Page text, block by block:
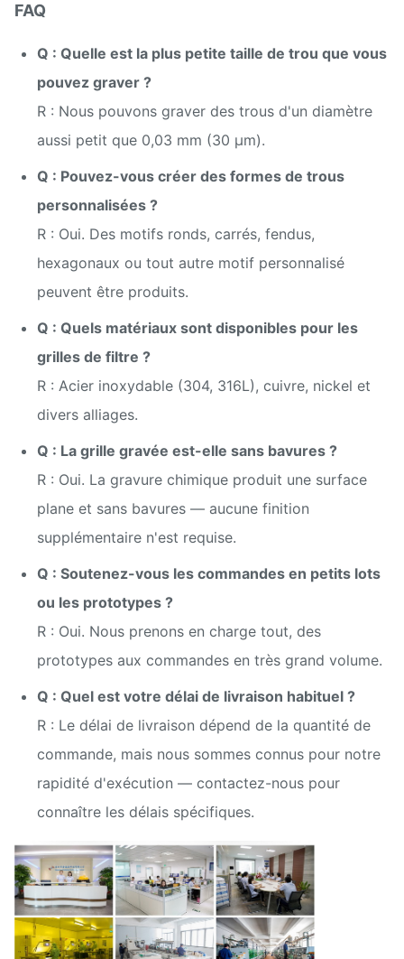
FAQ
Q : Quelle est la plus petite taille de trou que vous
pouvez graver ?
R : Nous pouvons graver des trous d'un diamètre
aussi petit que 0,03 mm (30 μm).
Q : Pouvez-vous créer des formes de trous
personnalisées ?
R : Oui. Des motifs ronds, carrés, fendus,
hexagonaux ou tout autre motif personnalisé
peuvent être produits.
Q : Quels matériaux sont disponibles pour les
grilles de filtre ?
R : Acier inoxydable (304, 316L), cuivre, nickel et
divers alliages.
Q : La grille gravée est-elle sans bavures ?
R : Oui. La gravure chimique produit une surface
plane et sans bavures — aucune finition
supplémentaire n'est requise.
Q : Soutenez-vous les commandes en petits lots
ou les prototypes ?
R : Oui. Nous prenons en charge tout, des
prototypes aux commandes en très grand volume.
Q : Quel est votre délai de livraison habituel ?
R : Le délai de livraison dépend de la quantité de
commande, mais nous sommes connus pour notre
rapidité d'exécution — contactez-nous pour
connaître les délais spécifiques.